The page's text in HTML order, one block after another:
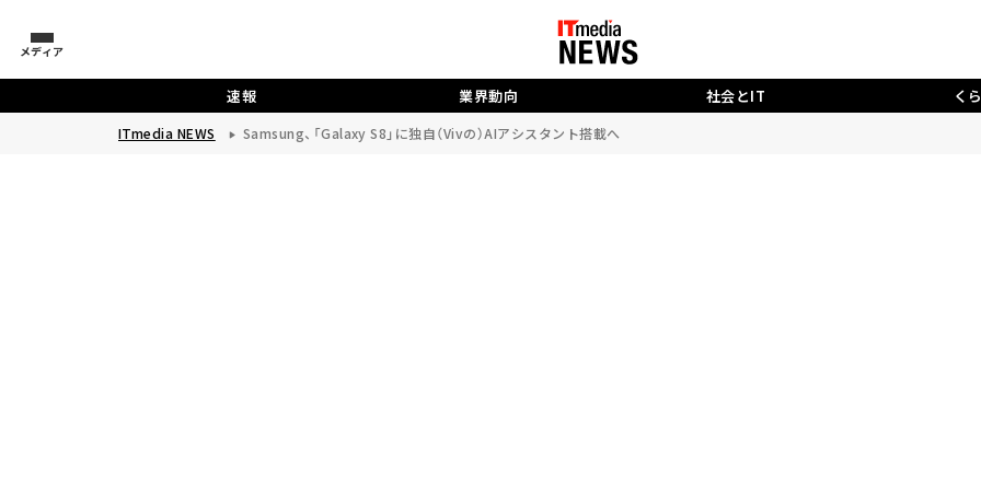
メディア
速報 業界動向 社会とIT く
ITmedia NEWS Samsung、「Galaxy S8」に独自（Vivの）AIアシスタント搭載へ